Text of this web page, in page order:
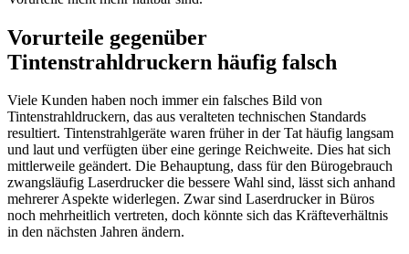
Vorurteile gegenüber
Tintenstrahldruckern häufig falsch
Viele Kunden haben noch immer ein falsches Bild von
Tintenstrahldruckern, das aus veralteten technischen Standards
resultiert. Tintenstrahlgeräte waren früher in der Tat häufig langsam
und laut und verfügten über eine geringe Reichweite. Dies hat sich
mittlerweile geändert. Die Behauptung, dass für den Bürogebrauch
zwangsläufig Laserdrucker die bessere Wahl sind, lässt sich anhand
mehrerer Aspekte widerlegen. Zwar sind Laserdrucker in Büros
noch mehrheitlich vertreten, doch könnte sich das Kräfteverhältnis
in den nächsten Jahren ändern.